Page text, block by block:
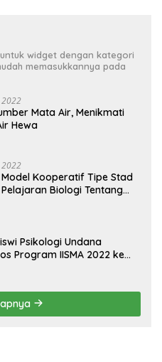
widget dengan kategori
memasukkannya pada
2022
Mata Air, Menikmati
Hewa
2022
Kooperatif Tipe Stad
Biologi Tentang
Psikologi Undana
Program IISMA 2022 ke